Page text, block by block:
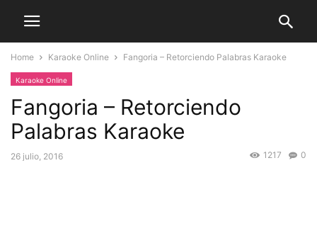
Home Karaoke Online Fangoria – Retorciendo Palabras Karaoke
Karaoke Online
Fangoria – Retorciendo
Palabras Karaoke
26 julio, 2016 0
1217